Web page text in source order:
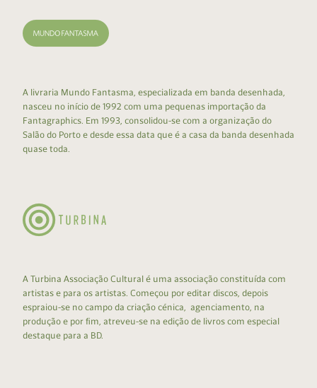
A livraria Mundo Fantasma, especializada em banda desenhada,
nasceu no início de 1992 com uma pequenas importação da
Fantagraphics. Em 1993, consolidou-se com a organização do
Salão do Porto e desde essa data que é a casa da banda desenhada
quase toda.
A Turbina Associação Cultural é uma associação constituída com
artistas e para os artistas. Começou por editar discos, depois
espraiou-se no campo da criação cénica, agenciamento, na
produção e por fim, atreveu-se na edição de livros com especial
destaque para a BD.